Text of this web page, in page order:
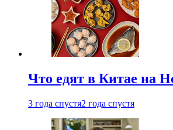
Что едят в Китае на
3 года спустя2 года спустя